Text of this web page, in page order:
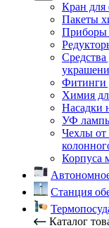
Кран для
Пакеты
Приборы
Средства
Фитинги
Химия
Насадки
УФ
Чехлы от
Корпуса
Станция
Каталог